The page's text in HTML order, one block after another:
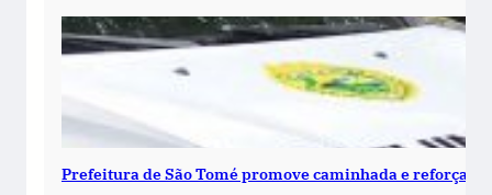
Prefeitura de São Tomé promove caminhada e reforça